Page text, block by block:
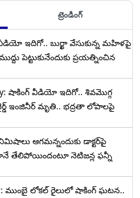
ట్రెండింగ్
ఇదిగో.. బుర్ఖా వేసుకున్న మహిళపై
పెట్టుకునేందుకు ప్రయత్నించిన
షాకింగ్ వీడియో ఇదిగో.. శివమొగ్గ
ఇంజినీర్ మృతి.. భద్రతా లోపాలపై
ఆగమన్నందుకు డాక్టర్‌పై
తేలిపోయిందంటూ నెటిజన్ల ఫన్నీ
ముంబై లోకల్ రైలులో షాకింగ్ ఘటన..